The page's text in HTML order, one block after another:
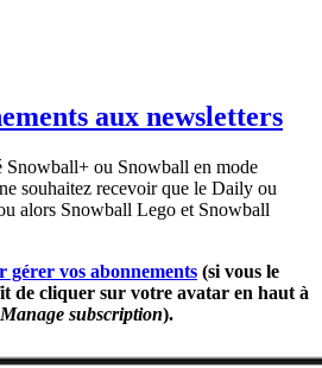
aux newsletters
Snowball+ ou Snowball en mode
souhaitez recevoir que le Daily ou
alors Snowball Lego et Snowball
vos abonnements (si vous le
de cliquer sur votre avatar en haut à
Manage subscription).